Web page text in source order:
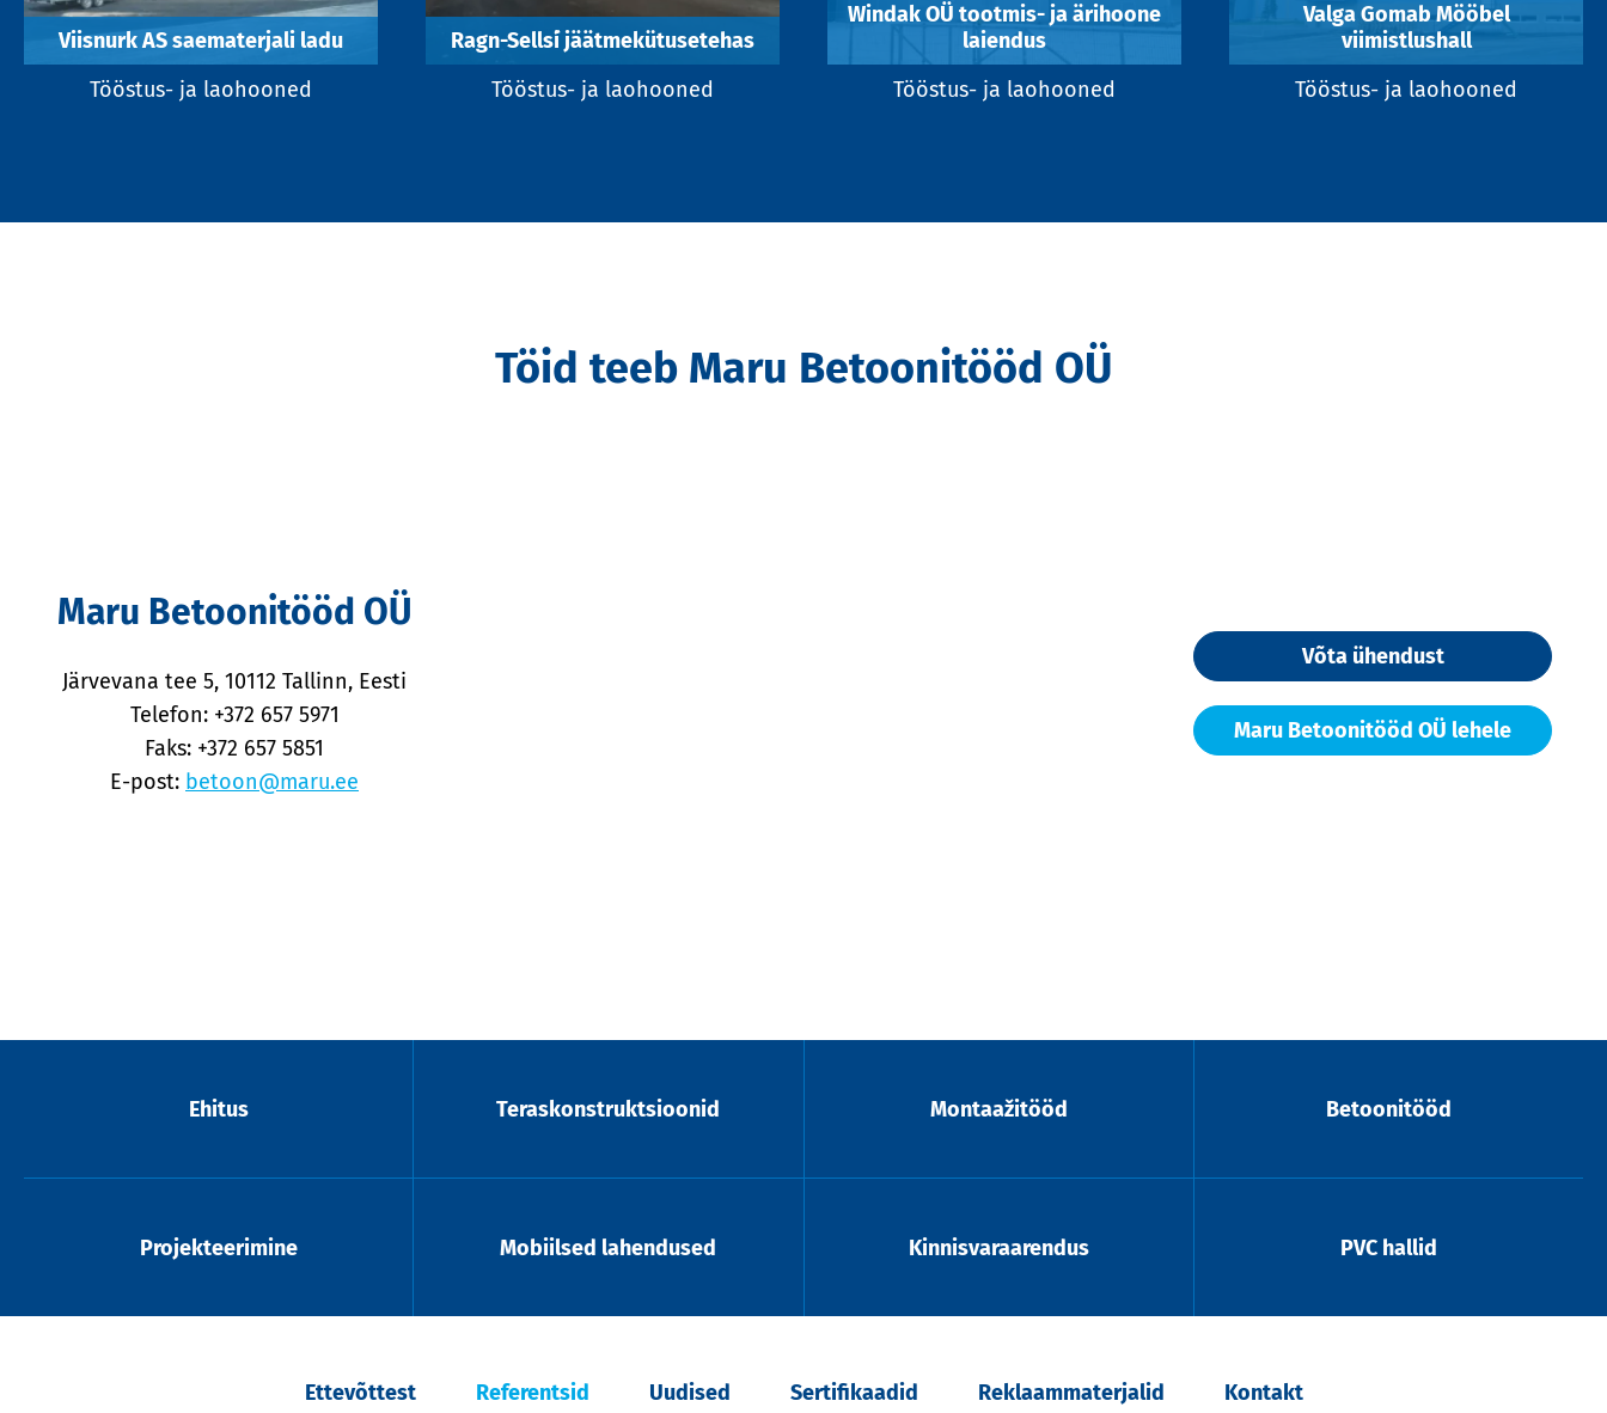
Viisnurk AS saematerjali ladu
Tööstus- ja laohooned
Ragn-Sells´i jäätmekütusetehas
Tööstus- ja laohooned
Windak OÜ tootmis- ja ärihoone
laiendus
Tööstus- ja laohooned
Valga Gomab Mööbel
viimistlushall
Tööstus- ja laohooned
Töid teeb Maru Betoonitööd OÜ
Maru Betoonitööd OÜ
Järvevana tee 5, 10112 Tallinn, Eesti
Telefon: +372 657 5971
Faks: +372 657 5851
E-post: betoon@maru.ee
Võta ühendust
Maru Betoonitööd OÜ lehele
Ehitus Teraskonstruktsioonid Montaažitööd Betoonitööd
Projekteerimine Mobiilsed lahendused Kinnisvaraarendus PVC hallid
Ettevõttest Referentsid Uudised Sertifikaadid Reklaammaterjalid Kontakt